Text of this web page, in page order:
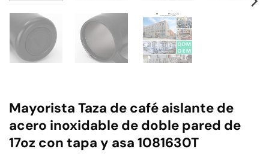
Mayorista Taza de café aislante de
acero inoxidable de doble pared de
17oz con tapa y asa 1081630T